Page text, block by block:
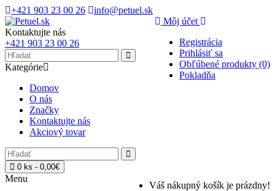
+421 903 23 00 26
info@petuel.sk
Môj účet
Registrácia
Prihlásiť sa
Obľúbené produkty (0)
Pokladňa
Kontaktujte nás
+421 903 23 00 26
Kategórie
Domov
O nás
Značky
Kontaktujte nás
Akciový tovar
0 ks - 0,00€
Váš nákupný košík je prázdny!
Menu